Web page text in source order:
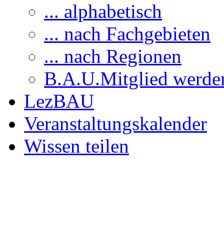
... alphabetisch
... nach Fachgebieten
... nach Regionen
B.A.U.Mitglied
LezBAU
Veranstaltungskalender
Wissen teilen